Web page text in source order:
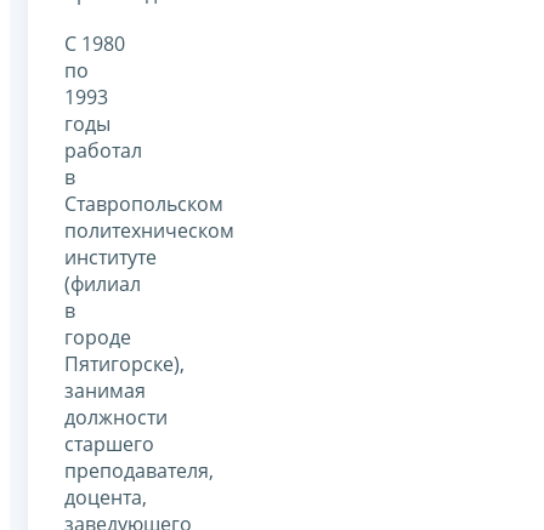
С 1980
по
1993
годы
работал
в
Ставропольском
политехническом
институте
(филиал
в
городе
Пятигорске),
занимая
должности
старшего
преподавателя,
доцента,
заведующего